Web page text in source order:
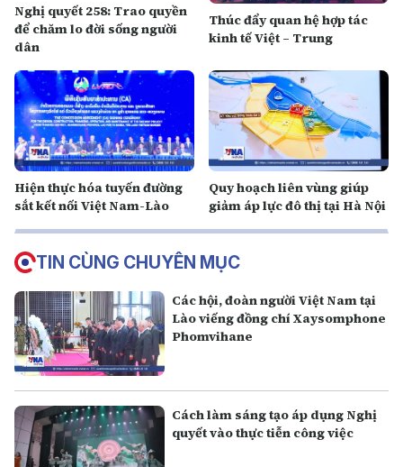
Nghị quyết 258: Trao quyền
để chăm lo đời sống người
dân
Thúc đẩy quan hệ hợp tác
kinh tế Việt – Trung
Hiện thực hóa tuyến đường
sắt kết nối Việt Nam-Lào
Quy hoạch liên vùng giúp
giảm áp lực đô thị tại Hà Nội
TIN CÙNG CHUYÊN MỤC
Các hội, đoàn người Việt Nam tại
Lào viếng đồng chí Xaysomphone
Phomvihane
Cách làm sáng tạo áp dụng Nghị
quyết vào thực tiễn công việc